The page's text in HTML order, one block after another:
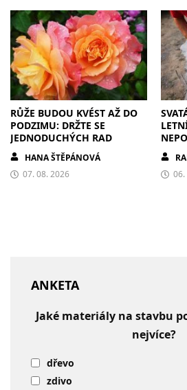
RŮŽE BUDOU KVÉST AŽ DO
PODZIMU: DRŽTE SE
JEDNODUCHÝCH RAD
HANA ŠTĚPÁNOVÁ
07. 08. 2026
06.
ANKETA
Jaké materiály na stavbu
nejvíce?
dřevo
zdivo